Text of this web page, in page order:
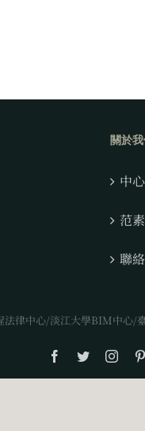
關於
中
范
聯
律中心/淡江大學BIM中心/
Facebook
Twitter